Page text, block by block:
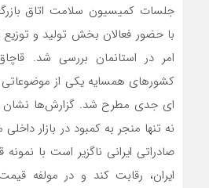
جلسات کمیسیون سلامت اتاق
با حضور فعالان بخش تولید و
امر در استانمان بررسی شد.
کشورهای همسایه یکی از موضوعاتی
ای جدی مطرح شد. گزارش‌ها نشان
نه تنها منجر به کمبود در بازار
صادراتی ایرانی ناگزیر است با
ایران، رقابت کند و در مولفه